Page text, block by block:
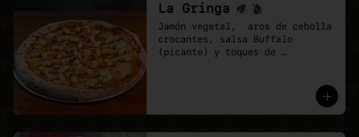
La Gringa
Jamón vegetal,  aros de cebolla
crocantes, salsa Buffalo
(picante) y toques de